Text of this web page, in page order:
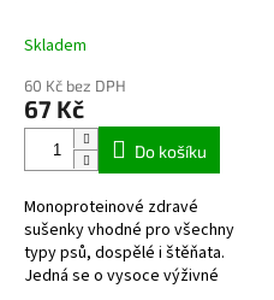
LIGHT
Skladem
60 Kč bez DPH
67 Kč
Do košíku
Monoproteinové zdravé
sušenky vhodné pro všechny
typy psů, dospělé i štěňata.
Jedná se o vysoce výživné